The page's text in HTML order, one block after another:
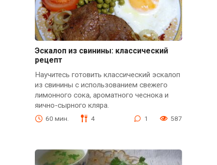
Эскалоп из свинины: классический
рецепт
Научитесь готовить классический эскалоп
из свинины с использованием свежего
лимонного сока, ароматного чеснока и
яично-сырного кляра.
60 мин. 4 1 587